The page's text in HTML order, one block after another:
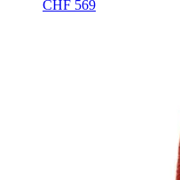
CHF 569